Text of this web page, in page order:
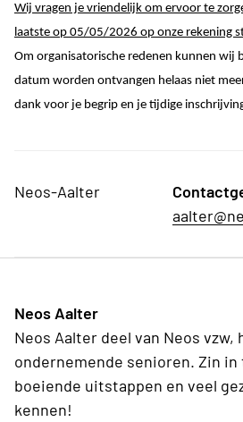
Wij vragen je vriendelijk om ervoor te
laatste op 05/05/2026 op onze rekening
Om organisatorische redenen kunnen wij
datum worden ontvangen helaas niet
dank voor je begrip en je tijdige
Neos-Aalter
Neos Aalter
Neos Aalter deel van Neos
ondernemende senioren. Zin
boeiende uitstappen en veel
kennen!